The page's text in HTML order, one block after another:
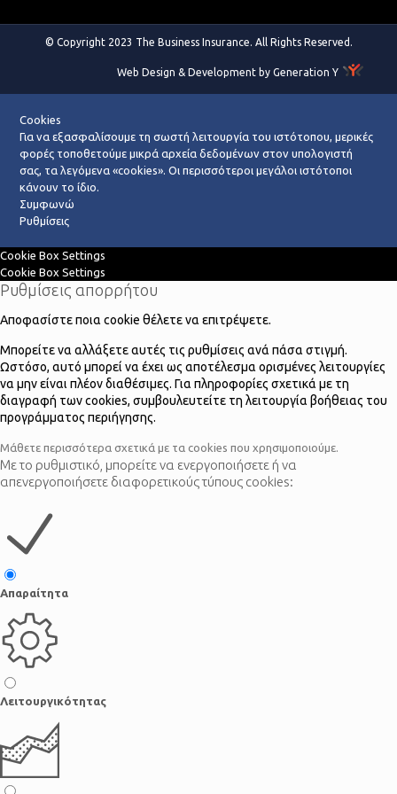
© Copyright 2023 The Business Insurance. All Rights Reserved.
Web Design & Development by Generation Y
Cookies
Για να εξασφαλίσουμε τη σωστή λειτουργία του ιστότοπου, μερικές
φορές τοποθετούμε μικρά αρχεία δεδομένων στον υπολογιστή
σας, τα λεγόμενα «cookies». Οι περισσότεροι μεγάλοι ιστότοποι
κάνουν το ίδιο.
Συμφωνώ
Ρυθμίσεις
Cookie Box Settings
Cookie Box Settings
Ρυθμίσεις απορρήτου
Αποφασίστε ποια cookie θέλετε να επιτρέψετε.
Μπορείτε να αλλάξετε αυτές τις ρυθμίσεις ανά πάσα στιγμή.
Ωστόσο, αυτό μπορεί να έχει ως αποτέλεσμα ορισμένες λειτουργίες
να μην είναι πλέον διαθέσιμες. Για πληροφορίες σχετικά με τη
διαγραφή των cookies, συμβουλευτείτε τη λειτουργία βοήθειας του
προγράμματος περιήγησης.
Μάθετε περισσότερα σχετικά με τα cookies που χρησιμοποιούμε.
Με το ρυθμιστικό, μπορείτε να ενεργοποιήσετε ή να
απενεργοποιήσετε διαφορετικούς τύπους cookies:
Απαραίτητα
Λειτουργικότητας